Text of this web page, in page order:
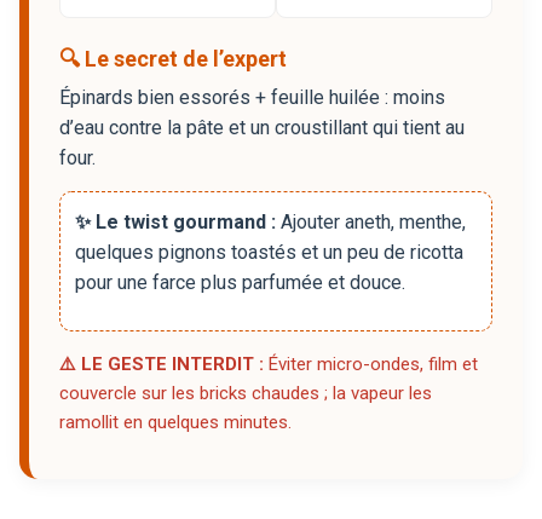
🔍 Le secret de l’expert
Épinards bien essorés + feuille huilée : moins
d’eau contre la pâte et un croustillant qui tient au
four.
✨ Le twist gourmand : Ajouter aneth, menthe,
quelques pignons toastés et un peu de ricotta
pour une farce plus parfumée et douce.
⚠️ LE GESTE INTERDIT : Éviter micro-ondes, film et
couvercle sur les bricks chaudes ; la vapeur les
ramollit en quelques minutes.